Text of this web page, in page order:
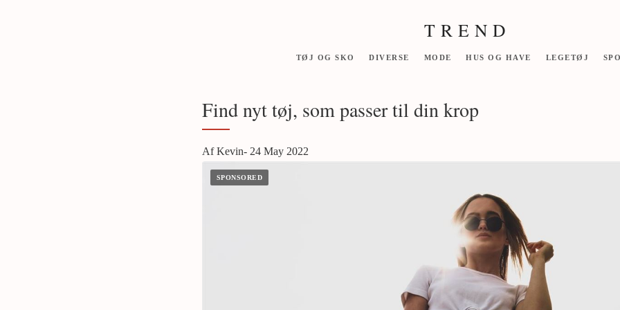
T R E N D
TØJ OG SKO DIVERSE MODE HUS OG HAVE LEGETØJ
Find nyt tøj, som passer til din krop
Af Kevin- 24 May 2022